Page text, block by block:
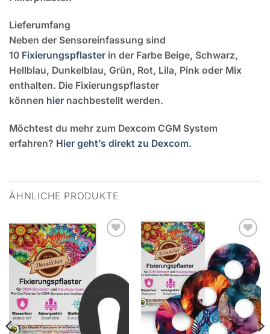
Lieferumfang
Neben der Sensoreinfassung sind
10 Fixierungspflaster in der Farbe Beige, Schwarz,
Hellblau, Dunkelblau, Grün, Rot, Lila, Pink oder Mix
enthalten. Die Fixierungspflaster
können hier nachbestellt werden.
Möchtest du mehr zum Dexcom CGM System
erfahren? Hier geht’s direkt zu Dexcom.
ÄHNLICHE PRODUKTE
Wunschliste
Zur
Wunschliste
hinzufügen